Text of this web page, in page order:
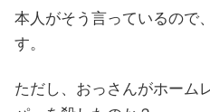
本人がそう言っているので
す。
ただし、おっさんがホーム